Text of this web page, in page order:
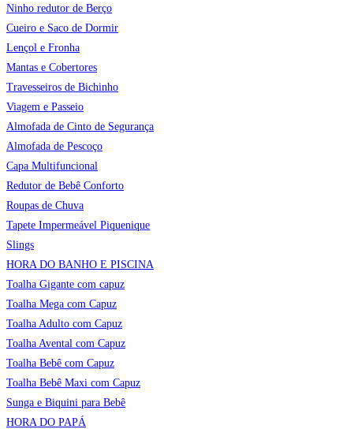
Ninho redutor de Berço
Cueiro e Saco de Dormir
Lençol e Fronha
Mantas e Cobertores
Travesseiros de Bichinho
Viagem e Passeio
Almofada de Cinto de Segurança
Almofada de Pescoço
Capa Multifuncional
Redutor de Bebê Conforto
Roupas de Chuva
Tapete Impermeável Piquenique
Slings
HORA DO BANHO E PISCINA
Toalha Gigante com capuz
Toalha Mega com Capuz
Toalha Adulto com Capuz
Toalha Avental com Capuz
Toalha Bebê com Capuz
Toalha Bebê Maxi com Capuz
Sunga e Biquini para Bebê
HORA DO PAPÁ